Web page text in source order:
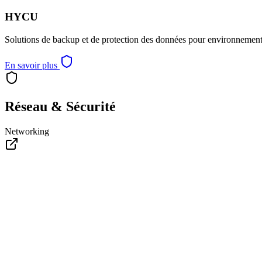
HYCU
Solutions de backup et de protection des données pour
En savoir plus
Réseau & Sécurité
Networking